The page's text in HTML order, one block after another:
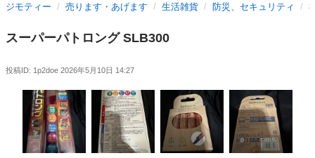
ジモティー 売ります・あげます 生活雑貨 防災、セキュリティ
スーパーパトロング SLB300
投稿ID: 1p2doe 2026年5月10日 14:27